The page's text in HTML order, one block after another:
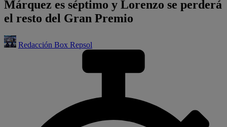
Márquez es séptimo y Lorenzo se perderá
el resto del Gran Premio
Redacción Box Repsol